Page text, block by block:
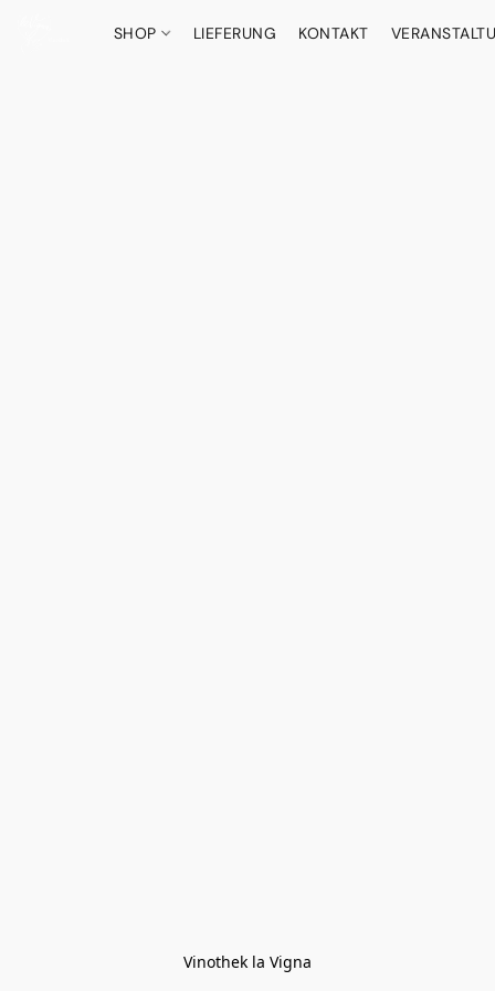
SHOP LIEFERUNG KONTAKT
Vinothek la Vigna